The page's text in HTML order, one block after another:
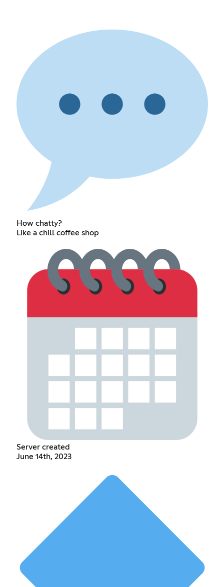
How chatty?
Like a chill coffee shop
Server created
June 14th, 2023